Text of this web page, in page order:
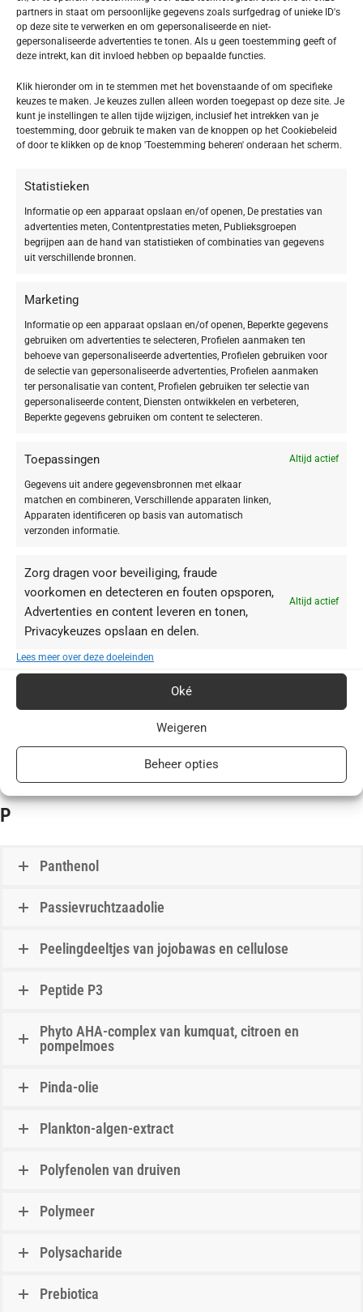
partners in staat om persoonlijke gegevens zoals surfgedrag of unieke ID's
op deze site te verwerken en om gepersonaliseerde en niet-
gepersonaliseerde advertenties te tonen. Als u geen toestemming geeft of
deze intrekt, kan dit invloed hebben op bepaalde functies.
Klik hieronder om in te stemmen met het bovenstaande of om specifieke
keuzes te maken. Je keuzes zullen alleen worden toegepast op deze site. Je
kunt je instellingen te allen tijde wijzigen, inclusief het intrekken van je
toestemming, door gebruik te maken van de knoppen op het Cookiebeleid
of door te klikken op de knop 'Toestemming beheren' onderaan het scherm.
Statistieken
Informatie op een apparaat opslaan en/of openen, De prestaties van
advertenties meten, Contentprestaties meten, Publieksgroepen
begrijpen aan de hand van statistieken of combinaties van gegevens
uit verschillende bronnen.
Marketing
Informatie op een apparaat opslaan en/of openen, Beperkte gegevens
gebruiken om advertenties te selecteren, Profielen aanmaken ten
behoeve van gepersonaliseerde advertenties, Profielen gebruiken voor
de selectie van gepersonaliseerde advertenties, Profielen aanmaken
ter personalisatie van content, Profielen gebruiken ter selectie van
gepersonaliseerde content, Diensten ontwikkelen en verbeteren,
Beperkte gegevens gebruiken om content te selecteren.
Toepassingen Altijd actief
Gegevens uit andere gegevensbronnen met elkaar
matchen en combineren, Verschillende apparaten linken,
Apparaten identificeren op basis van automatisch
verzonden informatie.
Zorg dragen voor beveiliging, fraude
voorkomen en detecteren en fouten opsporen,
Advertenties en content leveren en tonen,
Privacykeuzes opslaan en delen.
Altijd actief
Lees meer over deze doeleinden
Oké
Weigeren
Beheer opties
Macadamianotenolie
Mangopit-olie
Mariene exopolysaccharide
Niacinamide
NMF-factoren
P
Panthenol
Passievruchtzaadolie
Peelingdeeltjes van jojobawas en cellulose
Peptide P3
Phyto AHA-complex van kumquat, citroen en
pompelmoes
Pinda-olie
Plankton-algen-extract
Polyfenolen van druiven
Polymeer
Polysacharide
Prebiotica